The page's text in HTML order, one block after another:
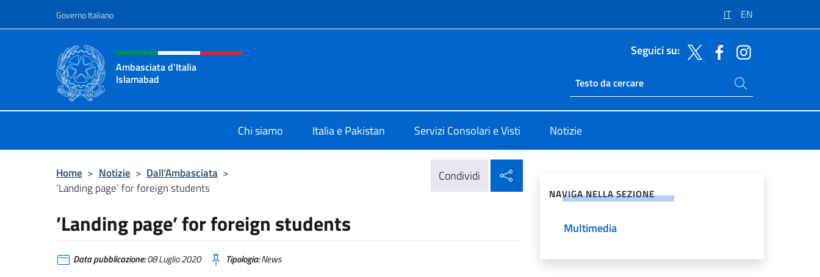
Governo Italiano IT EN
Intestazione sito, social e menù
Ambasciata d'Italia
Islamabad
Seguici su:
Ricerca sito live
Cerca nel sito
Chi siamo Italia e Pakistan Servizi Consolari e Visti Notizie
Home > Notizie > Dall’Ambasciata >
’Landing page’ for foreign students
Condividi
’Landing page’ for foreign students
Data pubblicazione:08 Luglio 2020 Tipologia:News
NAVIGA NELLA SEZIONE
Multimedia